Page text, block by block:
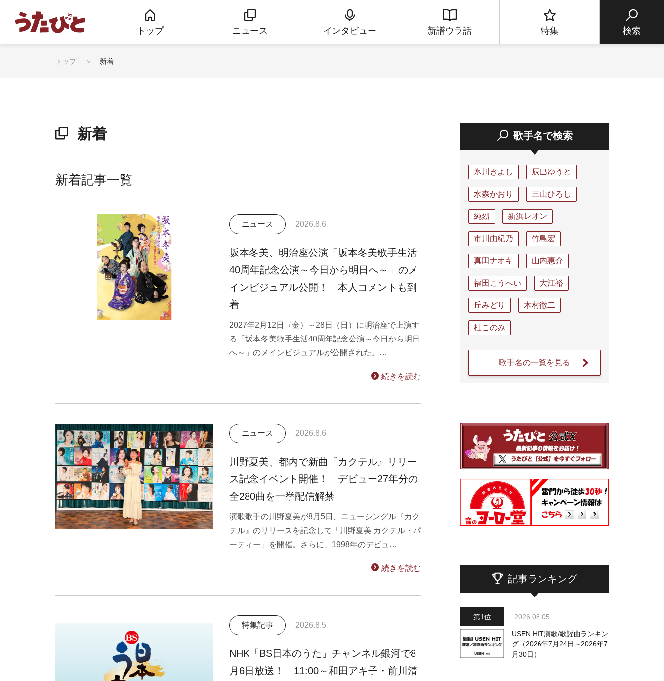
トップ ニュース インタビュー 新譜ウラ話 特集 検索
トップ 新着
新着
新着記事一覧
ニュース 2026.8.6
坂本冬美、明治座公演「坂本冬美歌手生活
40周年記念公演～今日から明日へ～」のメ
インビジュアル公開！ 本人コメントも到
着
2027年2月12日（金）～28日（日）に明治座で上演す
る「坂本冬美歌手生活40周年記念公演～今日から明日
へ～」のメインビジュアルが公開された。…
続きを読む
ニュース 2026.8.6
川野夏美、都内で新曲『カクテル』リリー
ス記念イベント開催！ デビュー27年分の
全280曲を一挙配信解禁
演歌歌手の川野夏美が8月5日、ニューシングル『カク
テル』のリリースを記念して「川野夏美 カクテル・パ
ーティー」を開催。さらに、1998年のデビュ…
続きを読む
特集記事 2026.8.5
NHK「BS日本のうた」チャンネル銀河で8
月6日放送！ 11:00～和田アキ子・前川清
歌手名で検索
氷川きよし 辰巳ゆうと
水森かおり 三山ひろし
純烈 新浜レオン
市川由紀乃 竹島宏
真田ナオキ 山内惠介
福田こうへい 大江裕
丘みどり 木村徹二
杜このみ
歌手名の一覧を見る
記事ランキング
2026.08.05
USEN HIT演歌/歌謡曲ランキン
グ（2026年7月24日～2026年7
月30日）